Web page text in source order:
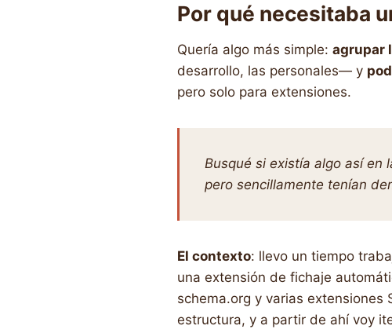
Por qué necesitaba
Quería algo más simple: agrupar
desarrollo, las personales— y
pero solo para extensiones.
Busqué si existía algo así en
pero sencillamente tenían
El contexto: llevo un tiempo
una extensión de fichaje
schema.org y varias extensiones
estructura, y a partir de ahí voy